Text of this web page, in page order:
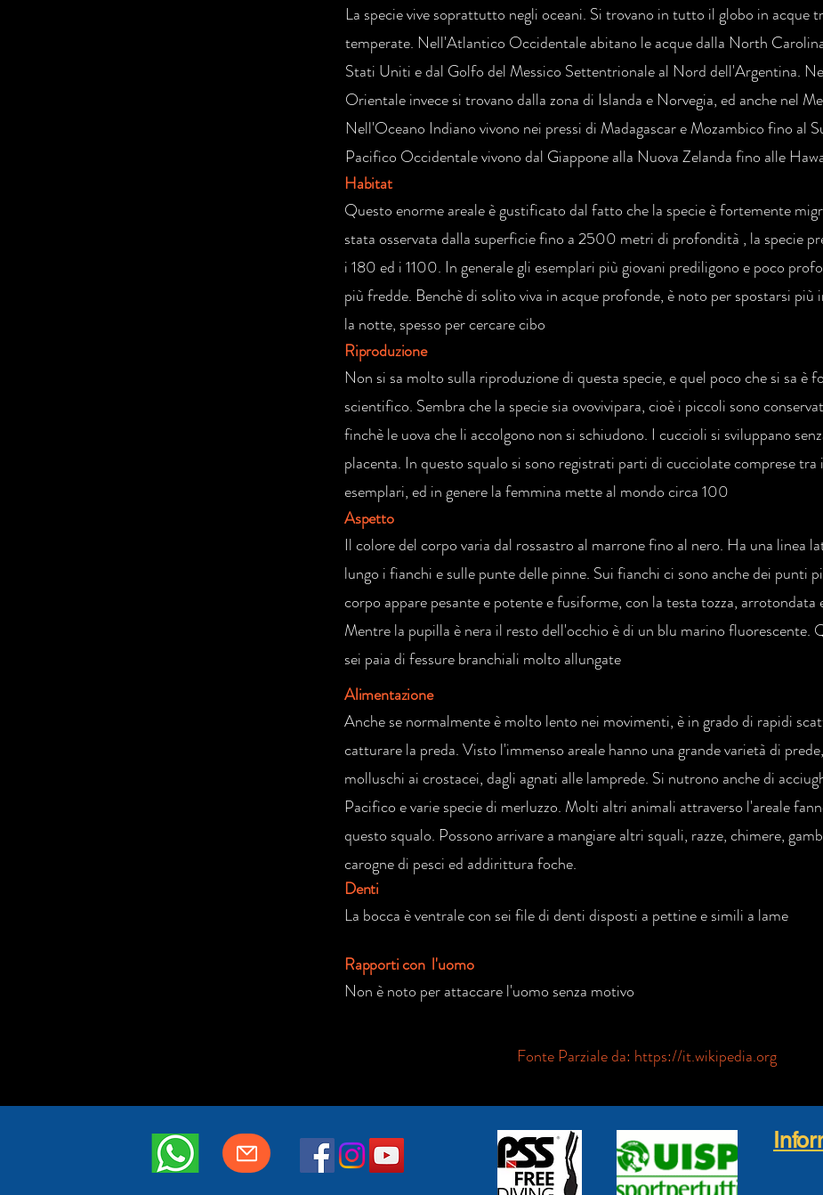
La specie vive soprattutto negli oceani. Si trovano in tutto il globo in acque
temperate. Nell'Atlantico Occidentale abitano le acque dalla North
Stati Uniti e dal Golfo del Messico Settentrionale al Nord dell'Argentina.
Orientale invece si trovano dalla zona di Islanda e Norvegia, ed anche nel
Nell'Oceano Indiano vivono nei pressi di Madagascar e Mozambico fino al
Pacifico Occidentale vivono dal Giappone alla Nuova Zelanda fino alle
Habitat
Questo enorme areale è gustificato dal fatto che la specie è fortemente
stata osservata dalla superficie fino a 2500 metri di profondità , la specie
i 180 ed i 1100. In generale gli esemplari più giovani prediligono e poco
più fredde. Benchè di solito viva in acque profonde, è noto per spostarsi più
la notte, spesso per cercare cibo
Riproduzione
Non si sa molto sulla riproduzione di questa specie, e quel poco che si sa è
scientifico. Sembra che la specie sia ovovivipara, cioè i piccoli sono
finchè le uova che li accolgono non si schiudono. I cuccioli si sviluppano
placenta. In questo squalo si sono registrati parti di cucciolate comprese tra
esemplari, ed in genere la femmina mette al mondo circa 100
Aspetto
Il colore del corpo varia dal rossastro al marrone fino al nero. Ha una linea
lungo i fianchi e sulle punte delle pinne. Sui fianchi ci sono anche dei punti
corpo appare pesante e potente e fusiforme, con la testa tozza, arrotondata
Mentre la pupilla è nera il resto dell'occhio è di un blu marino fluorescente.
sei paia di fessure branchiali molto allungate
Alimentazione
Denti
Anche se normalmente è molto lento nei movimenti, è in grado di rapidi
catturare la preda. Visto l'immenso areale hanno una grande varietà di
molluschi ai crostacei, dagli agnati alle lamprede. Si nutrono anche di
Pacifico e varie specie di merluzzo. Molti altri animali attraverso l'areale
questo squalo. Possono arrivare a mangiare altri squali, razze, chimere,
carogne di pesci ed addirittura foche.
La bocca è ventrale con sei file di denti disposti a pettine e simili a lame
Rapporti con l'uomo
Non è noto per attaccare l'uomo senza motivo
Fonte Parziale da: https://it.wikipedia.org